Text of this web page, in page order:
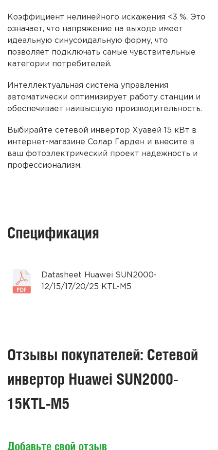
Коэффициент нелинейного искажения <3 %. Это
означает, что напряжение на выходе имеет
идеальную синусоидальную форму, что
позволяет подключать самые чувствительные
категории потребителей.
Интеллектуальная система управления
автоматически оптимизирует работу станции и
обеспечивает наивысшую производительность.
Выбирайте сетевой инвертор Хуавей 15 кВт в
интернет-магазине Солар Гарден и внесите в
ваш фотоэлектрический проект надежность и
профессионализм.
Спецификация
Datasheet Huawei SUN2000-
12/15/17/20/25 KTL-M5
Отзывы покупателей: Сетевой
инвертор Huawei SUN2000-
15KTL-M5
Добавьте свой отзыв